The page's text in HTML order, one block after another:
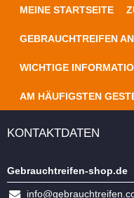
MEINE STARTSEITE
GEBRAUCHTREIFEN
WICHTIGE
AM HÄUFIGSTEN
KONTAKTDATEN
Gebrauchtreifen-shop.de